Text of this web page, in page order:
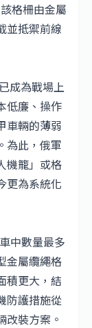
格柵由金屬
並抵禦前線
成為戰場上
低廉、操作
車輛的薄弱
為此，俄軍
機籠」或格
更為系統化
中數量最多
金屬纜繩格
積更大，結
防護措施從
改裝方案。